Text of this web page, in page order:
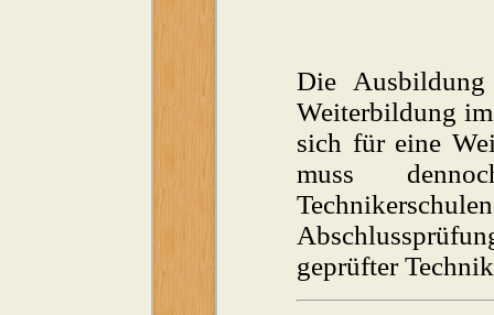
Die
Weiterbildung
sich für eine
muss
geprüfter